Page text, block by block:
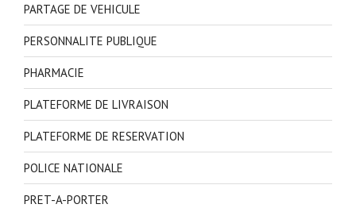
PARTAGE DE VEHICULE
PERSONNALITE PUBLIQUE
PHARMACIE
PLATEFORME DE LIVRAISON
PLATEFORME DE RESERVATION
POLICE NATIONALE
PRET-A-PORTER